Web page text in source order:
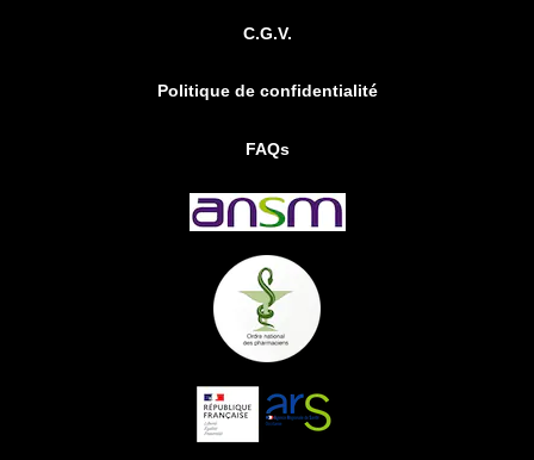
C.G.V.
Politique de confidentialité
FAQs